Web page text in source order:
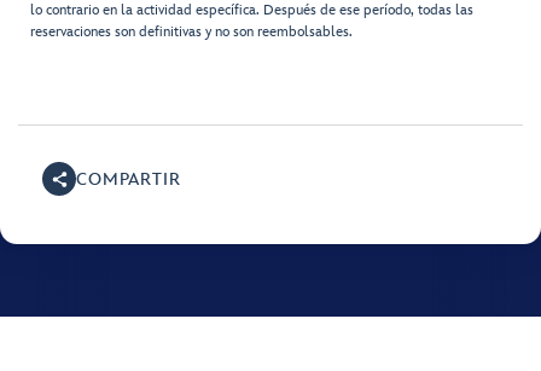
lo contrario en la actividad específica. Después de ese período, todas las
reservaciones son definitivas y no son reembolsables.
COMPARTIR